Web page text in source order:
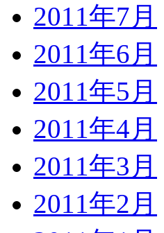
2011年7月
2011年6月
2011年5月
2011年4月
2011年3月
2011年2月